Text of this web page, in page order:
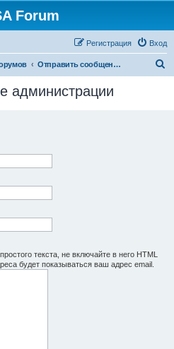
Forum
Вход
Регистрация
Отправить сообщение администрации
администрации
текста, не включайте в него HTML
будет показываться ваш адрес email.